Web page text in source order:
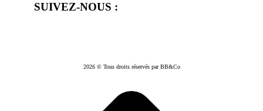
SUIVEZ-NOUS :
2026 © Tous droits réservés par BB&Co